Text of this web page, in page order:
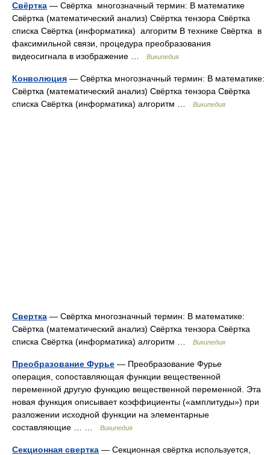
Свёртка — Свёртка многозначный термин: В математике
Свёртка (математический анализ) Свёртка тензора Свёртка
списка Свёртка (информатика) алгоритм В технике Свёртка в
факсимильной связи, процедура преобразования
видеосигнала в изображение …
Википедия
Конволюция — Свёртка многозначный термин: В математике:
Свёртка (математический анализ) Свёртка тензора Свёртка
списка Свёртка (информатика) алгоритм …
Википедия
Свертка — Свёртка многозначный термин: В математике:
Свёртка (математический анализ) Свёртка тензора Свёртка
списка Свёртка (информатика) алгоритм …
Википедия
Преобразование Фурье — Преобразование Фурье
операция, сопоставляющая функции вещественной
переменной другую функцию вещественной переменной. Эта
новая функция описывает коэффициенты («амплитуды») при
разложении исходной функции на элементарные
составляющие … …
Википедия
Секционная свертка — Секционная свёртка используется,